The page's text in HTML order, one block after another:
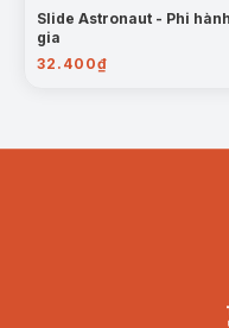
Slide Astronaut - Phi hành
gia
32.400₫